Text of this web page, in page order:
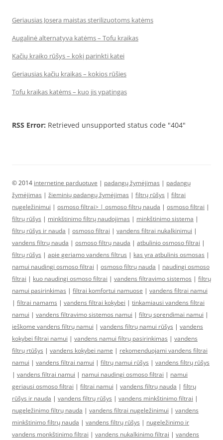
Geriausias Josera maistas sterilizuotoms katėms
Augalinė alternatyva katėms – Tofu kraikas
Kačių kraiko rūšys – kokį parinkti katei
Geriausias kačių kraikas – kokios rūšies
Tofu kraikas katėms – kuo jis ypatingas
RSS Error: Retrieved unsupported status code "404"
© 2014 internetine parduotuve | padangų žymėjimas | padangų
žymėjimas | žieminių padangų žymėjimas | filtrų rūšys | filtrai
nugeležinimui | osmoso filtrai> | osmoso filtrų nauda | osmoso filtrai |
filtrų rūšys | minkštinimo filtrų naudojimas | minkštinimo sistema |
filtrų rūšys ir nauda | osmoso filtrai | vandens filtrai nukalkinimui |
vandens filtrų nauda | osmoso filtrų nauda | atbulinio osmoso filtrai |
filtrų rūšys | apie geriamo vandens filtrus | kas yra atbulinis osmosas |
namui naudingi osmoso filtrai | osmoso filtrų nauda | naudingi osmoso
filtrai | kuo naudingi osmoso filtrai | vandens filtravimo sistemos | filtrų
namui pasirinkimas | filtrai komfortui namuose | vandens filtrai namui
| filtrai namams | vandens filtrai kokybei | tinkamiausi vandens filtrai
namui | vandens filtravimo sistemos namui | filtrų sprendimai namui |
ieškome vandens filtrų namui | vandens filtrų namui rūšys | vandens
kokybei filtrai namui | vandens namui filtrų pasirinkimas | vandens
filtrų rtūšys | vandens kokybei name | rekomenduojami vandens filtrai
namui | vandens filtrai namui | filtrų namui rūšys | vandens filtrų rūšys
| vandens filtrai namui | namui naudingi osmoso filtrai | namui
geriausi osmoso filtrai | filtrai namui | vandens filtrų nauda | filtrų
rūšys ir nauda | vandens filtrų rūšys | vandens minkštinimo filtrai |
nugeležinimo filtrų nauda | vandens filtrai nugeležinimui | vandens
minkštinimo filtrų nauda | vandens filtrų rūšys | nugeležinimo ir
vandens monkštinimo filtrai | vandens nukalkinimo filtrai | vandens